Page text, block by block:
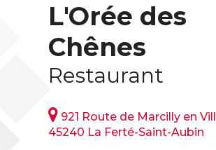
L'Orée des
Chênes
Restaurant
921 Route de Marcilly en
45240 La Ferté-Saint-Aubin